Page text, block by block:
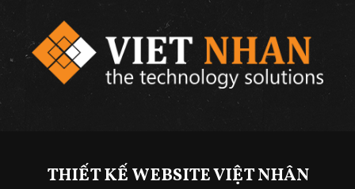
THIẾT KẾ WEBSITE VIỆT NHÂN